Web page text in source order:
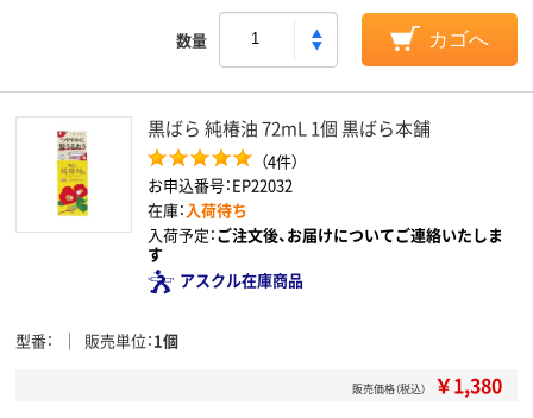
数量 カゴへ
黒ばら 純椿油 72mL 1個 黒ばら本舗
（4件）
お申込番号：EP22032
在庫：入荷待ち
入荷予定：ご注文後、お届けについてご連絡いたしま
す
アスクル在庫商品
型番 販売単位 1個
販売価格（税込） ￥1,380